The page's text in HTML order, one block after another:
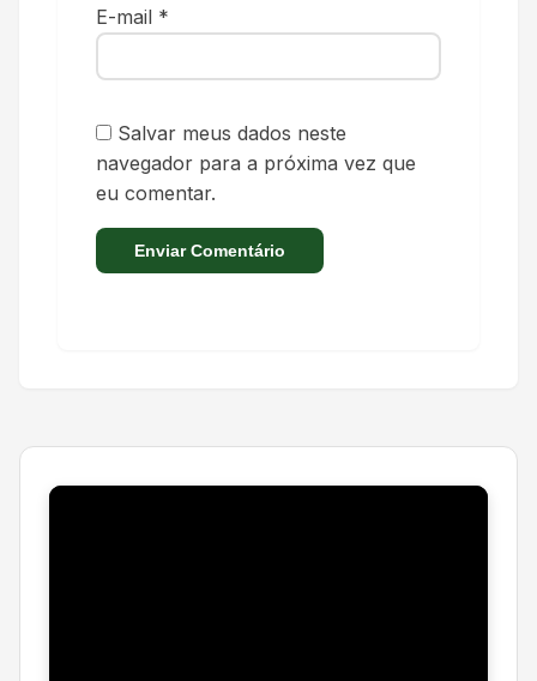
E-mail *
Salvar meus dados neste
navegador para a próxima vez que
eu comentar.